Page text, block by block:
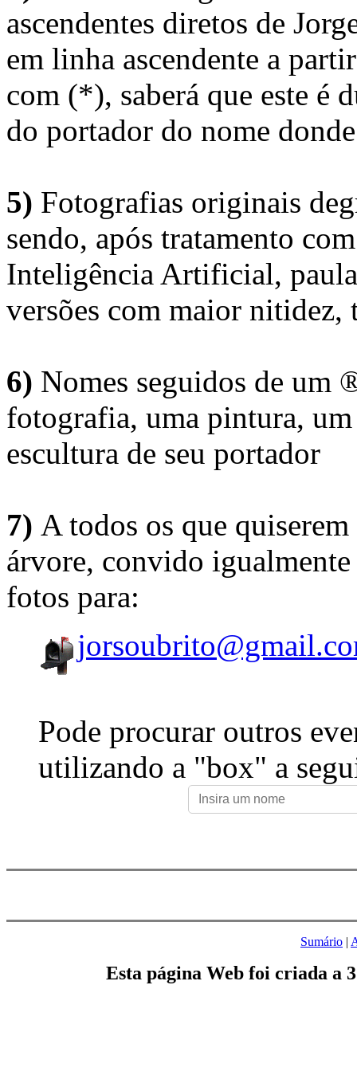
ascendentes diretos de
em linha ascendente a
com (*), saberá que este é
do portador do nome
5) Fotografias originais
sendo, após tratamento
Inteligência Artificial,
versões com maior nitidez,
6) Nomes seguidos de um
fotografia, uma pintura,
escultura de seu portador
7) A todos os que
árvore, convido
fotos para:
Pode procurar outros
utilizando a "box" a
Sumário |
Esta página Web foi criada a